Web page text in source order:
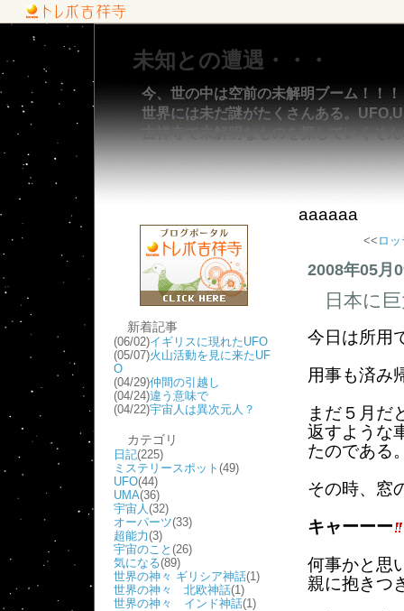
未知との遭遇・・・
今、世の中は空前の未解明ブーム！！！
世界には未だ謎がたくさんある。
吉祥寺で未解明なものを探していくそ
新着記事
(06/02)イギリスに現れたUFO
(05/07)火山活動を見に来たUF
O
(04/29)仲間の引越し
(04/24)違う意味で
(04/22)宇宙人は異次元人？
カテゴリ
日記(225)
ミステリースポット (49)
UFO(44)
UMA(36)
宇宙人(32)
オーパーツ(33)
超能力(3)
宇宙のこと (26)
気になる(89)
世界の神々 ギリシア神話(1)
世界の神々 北欧神話(1)
世界の神々 インド神話(1)
aaaaaa
<< ロ
2008年05月
日本に
今日は所用
用事も済み
まだ５月だ
返すような
たのである
その時、窓
キャーーー
何事かと思
親に抱きつ